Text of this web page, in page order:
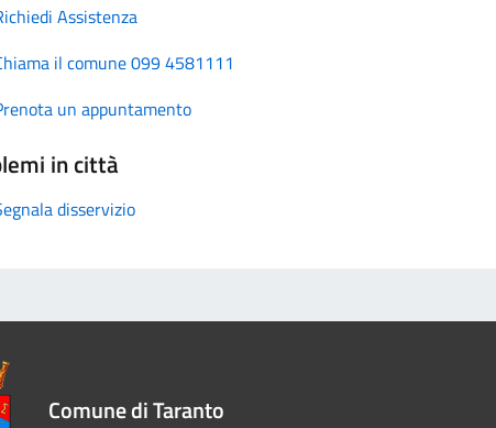
Assistenza
il comune 099 4581111
un appuntamento
in città
disservizio
Comune di Taranto